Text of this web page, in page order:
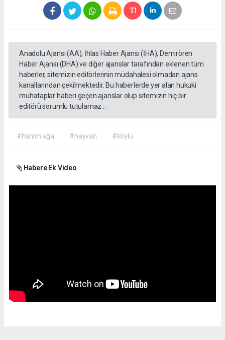
Anadolu Ajansı (AA), İhlas Haber Ajansı (İHA), Demirören
Haber Ajansı (DHA) ve diğer ajanslar tarafından eklenen tüm
haberler, sitemizin editörlerinin müdahalesi olmadan ajans
kanallarından çekilmektedir. Bu haberlerde yer alan hukuki
muhataplar haberi geçen ajanslar olup sitemizin hiç bir
editörü sorumlu tutulamaz...
#hanım ağa #hayvan #köylü
Habere Ek Video